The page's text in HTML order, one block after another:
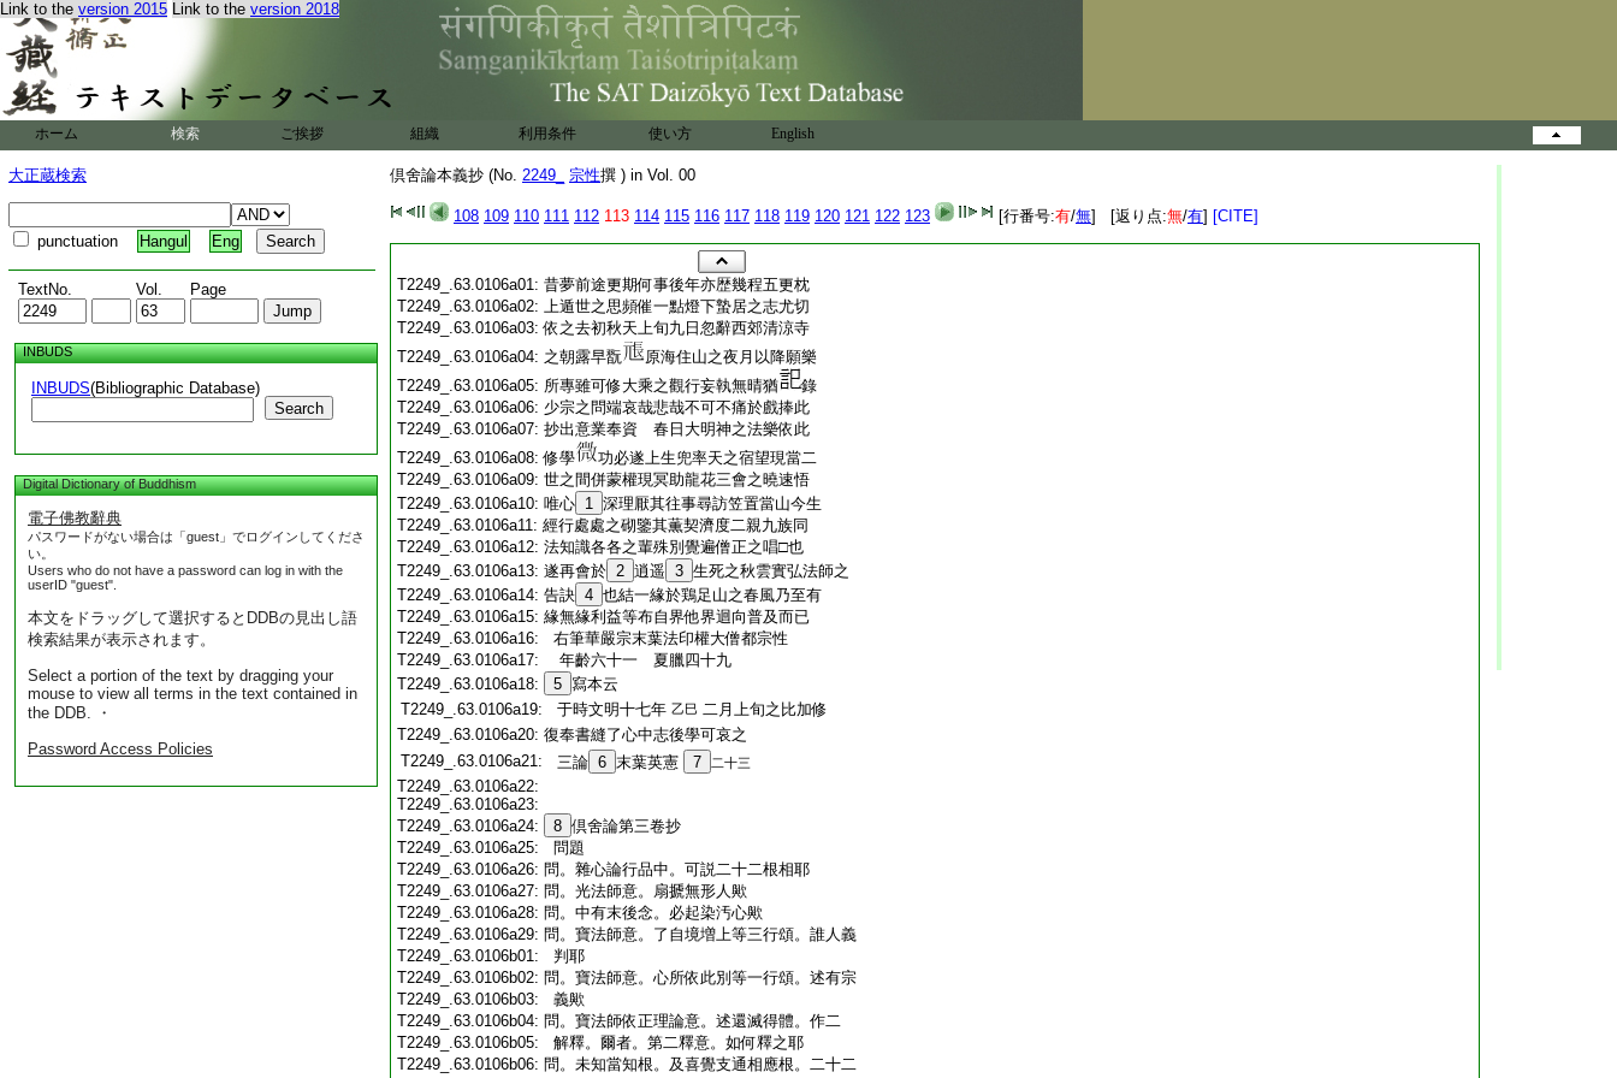
Link to the version 2015 Link to the version 2018
ホーム 検索 ご挨拶 組織 利用条件 使い方 English
大正蔵検索
punctuation Hangul Eng
TextNo. Vol. Page
INBUDS
INBUDS(Bibliographic Database)
Search
Digital Dictionary of Buddhism
電子佛教辭典
パスワードがない場合は「guest」でログインしてくださ
い。
Users who do not have a password can log in with the
userID "guest".
本文をドラッグして選択するとDDBの見出し語
検索結果が表示されます。
Select a portion of the text by dragging your
mouse to view all terms in the text contained in
the DDB. ・
Password Access Policies
倶舍論本義抄 (No. 2249_ 宗性撰 ) in Vol. 00
108 109 110 111 112 113 114 115 116 117 118 119 120 121 122 123 [行番号:有/無] [返り点:無/有] [CITE]
T2249_.63.0106a01: 昔夢前途更期何事後年亦歴幾程五更枕
T2249_.63.0106a02: 上遁世之思頻催一點燈下蟄居之志尤切
T2249_.63.0106a03:依之去初秋天上旬九日忽辭西郊清涼寺
T2249_.63.0106a04: 之朝露早翫
原海住山之夜月以降願樂
T2249_.63.0106a05: 所專雖可修大乘之觀行妄執無晴猶
錄
T2249_.63.0106a06: 少宗之問端哀哉悲哉不可不痛於戲捧此
T2249_.63.0106a07: 抄出意業奉資 春日大明神之法樂依此
T2249_.63.0106a08:修學
功必遂上生兜率天之宿望現當二
T2249_.63.0106a09: 世之間併蒙權現冥助龍花三會之曉速悟
T2249_.63.0106a10: 唯心 1 深理厭其往事尋訪笠置當山今生
T2249_.63.0106a11: 經行處處之砌鑒其薫契濟度二親九族同
T2249_.63.0106a12: 法知識各各之輩殊別覺遍僧正之唱□也
T2249_.63.0106a13: 遂再會於 2 逍遥 3 生死之秋雲實弘法師之
T2249_.63.0106a14: 告訣 4 也結一緣於鶏足山之春風乃至有
T2249_.63.0106a15: 緣無緣利益等布自界他界迴向普及而已
T2249_.63.0106a16:
右筆華嚴宗末葉法印權大僧都宗性
T2249_.63.0106a17:
年齡六十一 夏臘四十九
T2249_.63.0106a18:
5 寫本云
T2249_.63.0106a19:
于時文明十七年 乙巳 二月上旬之比加修
T2249_.63.0106a20: 復奉書縫了心中志後學可哀之
T2249_.63.0106a21:
三論 6 末葉英憲 7 二十三
T2249_.63.0106a22:
T2249_.63.0106a23:
T2249_.63.0106a24:
8 倶舍論第三卷抄
T2249_.63.0106a25:
問題
T2249_.63.0106a26: 問。雜心論行品中。可説二十二根相耶
T2249_.63.0106a27: 問。光法師意。扇搋無形人歟
T2249_.63.0106a28: 問。中有末後念。必起染汚心歟
T2249_.63.0106a29: 問。寶法師意。了自境増上等三行頌。誰人義
T2249_.63.0106b01:
判耶
T2249_.63.0106b02: 問。寶法師意。心所依此別等一行頌。述有宗
T2249_.63.0106b03:
義歟
T2249_.63.0106b04: 問。寶法師依正理論意。述還滅得體。作二
T2249_.63.0106b05:
解釋。爾者。第二釋意。如何釋之耶
T2249_.63.0106b06: 問。未知當知根。及喜覺支通相應根。二十二